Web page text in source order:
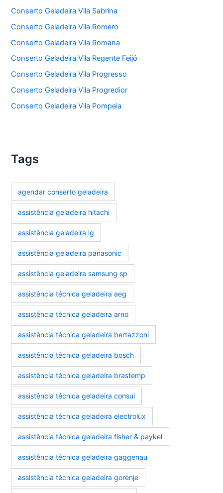
Conserto Geladeira Vila Sabrina
Conserto Geladeira Vila Romero
Conserto Geladeira Vila Romana
Conserto Geladeira Vila Regente Feijó
Conserto Geladeira Vila Progresso
Conserto Geladeira Vila Progredior
Conserto Geladeira Vila Pompeia
Tags
agendar conserto geladeira
assistência geladeira hitachi
assistência geladeira lg
assistência geladeira panasonic
assistência geladeira samsung sp
assistência técnica geladeira aeg
assistência técnica geladeira arno
assistência técnica geladeira bertazzoni
assistência técnica geladeira bosch
assistência técnica geladeira brastemp
assistência técnica geladeira consul
assistência técnica geladeira electrolux
assistência técnica geladeira fisher & paykel
assistência técnica geladeira gaggenau
assistência técnica geladeira gorenje